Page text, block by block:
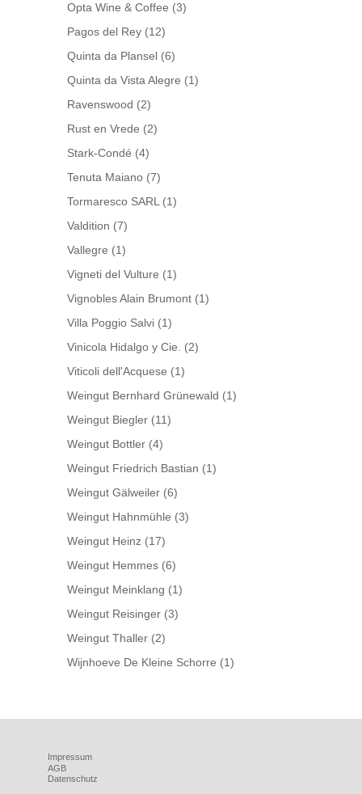
Opta Wine & Coffee (3)
Pagos del Rey (12)
Quinta da Plansel (6)
Quinta da Vista Alegre (1)
Ravenswood (2)
Rust en Vrede (2)
Stark-Condé (4)
Tenuta Maiano (7)
Tormaresco SARL (1)
Valdition (7)
Vallegre (1)
Vigneti del Vulture (1)
Vignobles Alain Brumont (1)
Villa Poggio Salvi (1)
Vinicola Hidalgo y Cie.
(2)
Viticoli dell'Acquese (1)
Weingut Bernhard Grünewald (1)
Weingut Biegler (11)
Weingut Bottler (4)
Weingut Friedrich Bastian (1)
Weingut Gälweiler (6)
Weingut Hahnmühle (3)
Weingut Heinz (17)
Weingut Hemmes (6)
Weingut Meinklang (1)
Weingut Reisinger (3)
Weingut Thaller (2)
Wijnhoeve De Kleine Schorre (1)
Impressum
AGB
Datenschutz